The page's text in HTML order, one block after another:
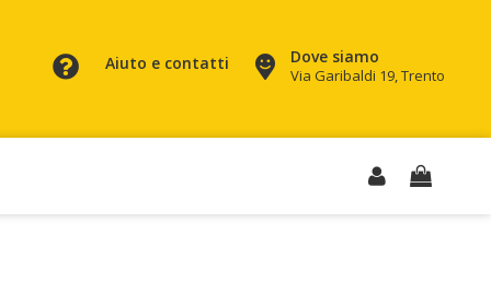
Aiuto e contatti Dove siamo
Via Garibaldi 19, Trento